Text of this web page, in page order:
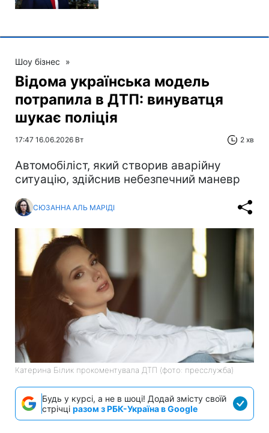
Шоу бізнес »
Відома українська модель
потрапила в ДТП: винуватця
шукає поліція
17:47 16.06.2026 Вт 2 хв
Автомобіліст, який створив аварійну
ситуацію, здійснив небезпечний маневр
СЮЗАННА АЛЬ МАРІДІ
Катерина Білик прокоментувала ДТП (фото: пресслужба)
Будь у курсі, а не в шоці! Додай змісту своїй
стрічці разом з РБК-Україна в Google